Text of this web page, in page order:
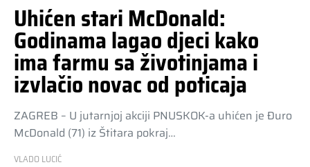
Uhićen stari McDonald:
Godinama lagao djeci kako
ima farmu sa životinjama i
izvlačio novac od poticaja
ZAGREB – U jutarnjoj akciji PNUSKOK-a uhićen je Đuro
McDonald (71) iz Štitara pokraj…
VLADO LUCIĆ